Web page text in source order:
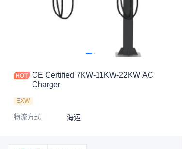
CE Certified 7KW-11KW-22KW AC
Charger
EXW
物流方式: 海运